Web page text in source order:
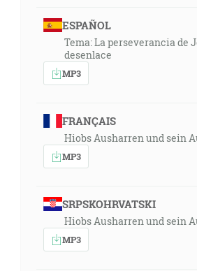
ESPAÑOL
Tema: La perseverancia de
desenlace
MP3
FRANÇAIS
Hiobs Ausharren und sein
MP3
SRPSKOHRVATSKI
Hiobs Ausharren und sein
MP3